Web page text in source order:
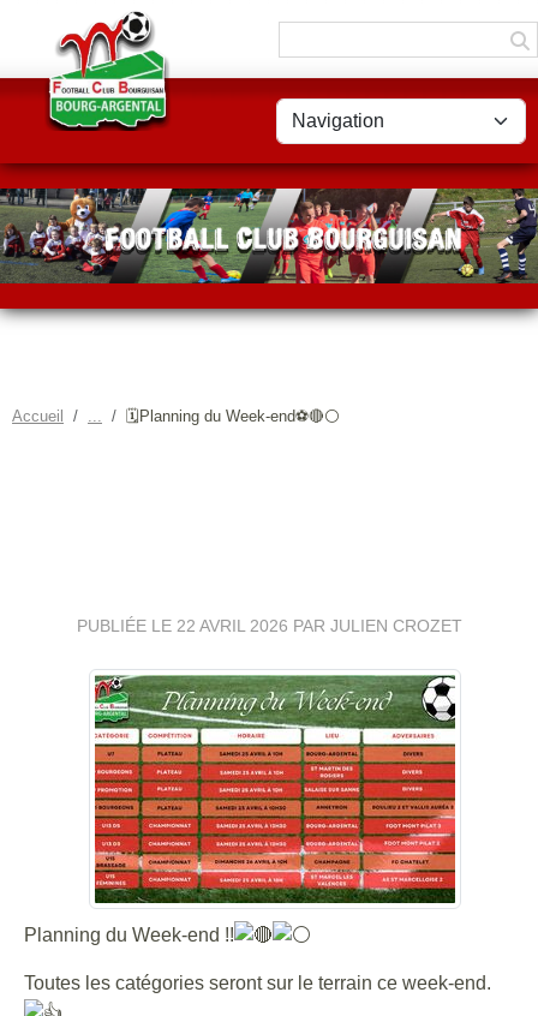
Accueil 🗓️Planning du Week-end⚽🔴⚪
PUBLIÉE LE 22 AVRIL 2026 PAR JULIEN CROZET
Planning du Week-end !!
Toutes les catégories seront sur le terrain ce week-end.
Panneau de gestion des cookies